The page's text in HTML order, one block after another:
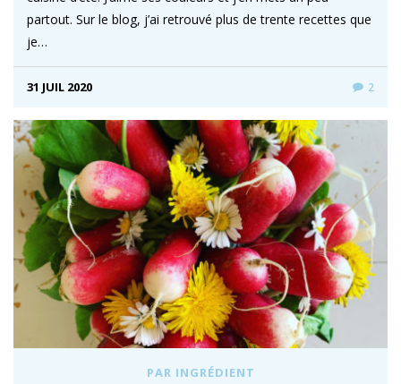
partout. Sur le blog, j’ai retrouvé plus de trente recettes que
je…
31 JUIL 2020 2
PAR INGRÉDIENT